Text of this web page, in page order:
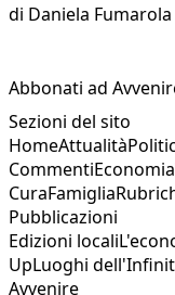
di Daniela Fumarola
Abbonati ad
Sezioni del sito
HomeAttualità
CommentiEconomia
CuraFamiglia
Pubblicazioni
Edizioni locali
UpLuoghi
Avvenire